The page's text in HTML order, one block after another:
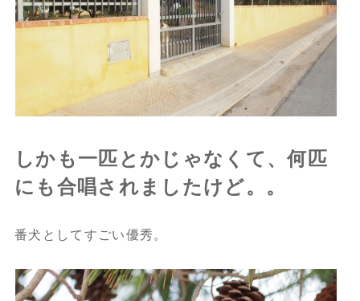
しかも一匹とかじゃなくて、何匹
にも合唱されましたけど。。
番犬としてすごい優秀。